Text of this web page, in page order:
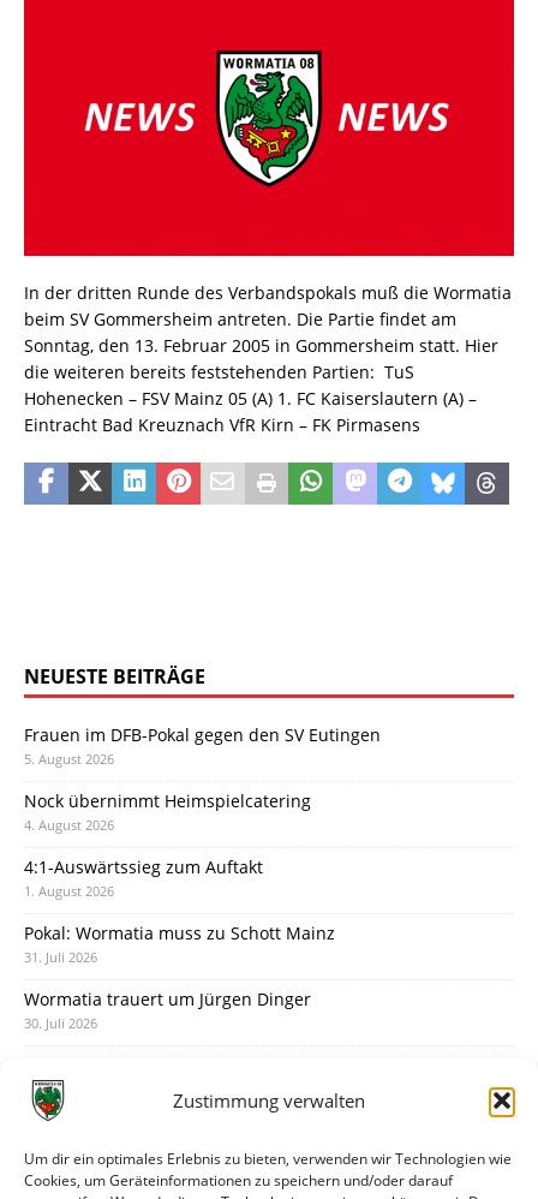
Zustimmung verwalten
Um dir ein optimales Erlebnis zu bieten, verwenden wir Technologien wie
Cookies, um Geräteinformationen zu speichern und/oder darauf
In der dritten Runde des Verbandspokals muß die Wormatia
beim SV Gommersheim antreten. Die Partie findet am
Sonntag, den 13. Februar 2005 in Gommersheim statt. Hier
die weiteren bereits feststehenden Partien: TuS
Hohenecken – FSV Mainz 05 (A) 1. FC Kaiserslautern (A) –
Eintracht Bad Kreuznach VfR Kirn – FK Pirmasens
NEUESTE BEITRÄGE
Frauen im DFB-Pokal gegen den SV Eutingen
5. August 2026
Nock übernimmt Heimspielcatering
4. August 2026
4:1-Auswärtssieg zum Auftakt
1. August 2026
Pokal: Wormatia muss zu Schott Mainz
31. Juli 2026
Wormatia trauert um Jürgen Dinger
30. Juli 2026
28. Juli 2026
28. Juli 2026